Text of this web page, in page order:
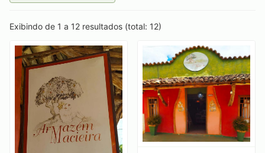
Exibindo de 1 a 12 resultados (total: 12)